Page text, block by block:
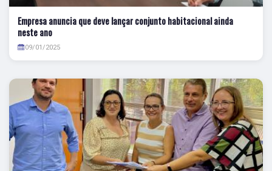
Empresa anuncia que deve lançar conjunto habitacional ainda
neste ano
09/01/2025